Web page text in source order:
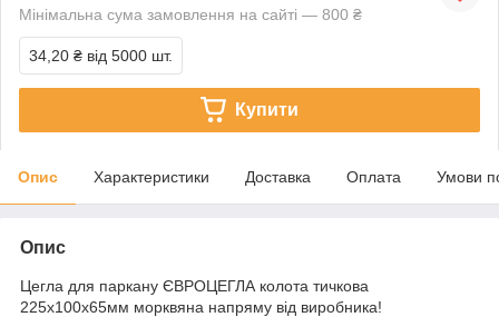
Мінімальна сума замовлення на сайті — 800 ₴
34,20 ₴ від 5000 шт.
Купити
Опис Характеристики Доставка Оплата Умови
Опис
Цегла для паркану ЄВРОЦЕГЛА колота тичкова
225х100х65мм морквяна напряму від виробника!